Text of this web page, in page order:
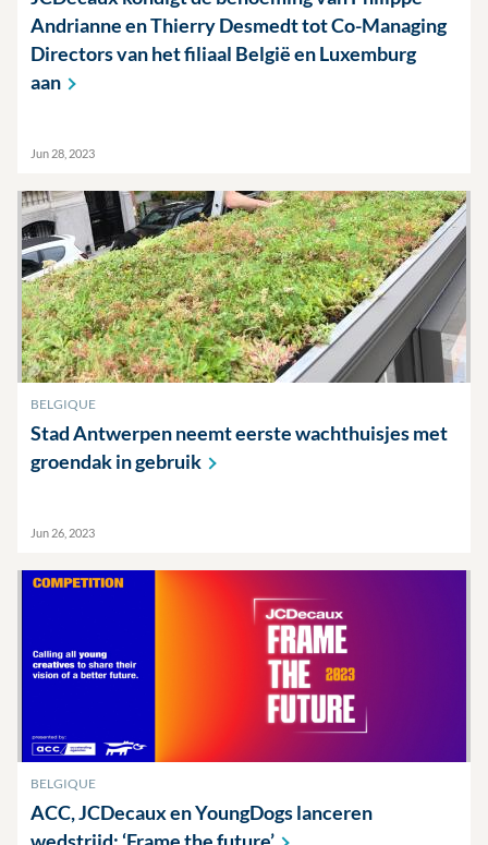
Andrianne en Thierry Desmedt tot Co-Managing
Directors van het filiaal België en Luxemburg
aan
Jun 28, 2023
BELGIQUE
Stad Antwerpen neemt eerste wachthuisjes met
groendak ingebruik
Jun 26, 2023
BELGIQUE
ACC, JCDecaux en YoungDogs lanceren